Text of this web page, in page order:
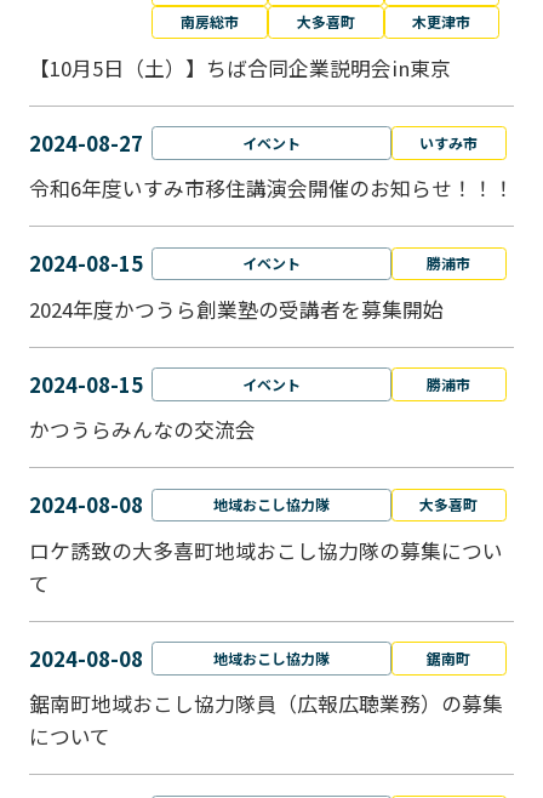
南房総市
大多喜町 木更津市
【10月5日（土）】ちば合同企業説明会in東京
2024-08-27 イベント いすみ市
令和6年度いすみ市移住講演会開催のお知らせ！！！
2024-08-15 イベント 勝浦市
2024年度かつうら創業塾の受講者を募集開始
2024-08-15 イベント 勝浦市
かつうらみんなの交流会
2024-08-08 地域おこし協力隊 大多喜町
ロケ誘致の大多喜町地域おこし協力隊の募集につい
て
2024-08-08 地域おこし協力隊 鋸南町
鋸南町地域おこし協力隊員（広報広聴業務）の募集
について